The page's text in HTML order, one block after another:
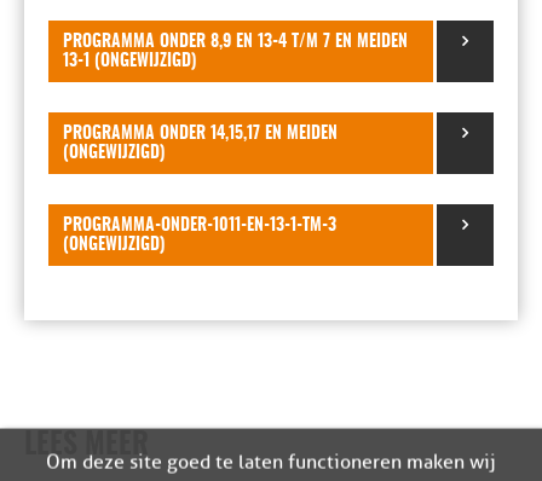
PROGRAMMA ONDER 8,9 EN 13-4 T/M 7 EN MEIDEN
13-1 (ONGEWIJZIGD)
PROGRAMMA ONDER 14,15,17 EN MEIDEN
(ONGEWIJZIGD)
PROGRAMMA-ONDER-1011-EN-13-1-TM-3
(ONGEWIJZIGD)
Om deze site goed te laten functioneren maken wij